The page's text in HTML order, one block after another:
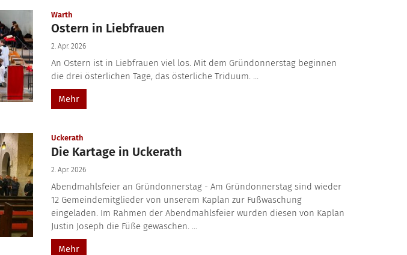
Warth
Ostern in Liebfrauen
2. Apr. 2026
An Ostern ist in Liebfrauen viel los. Mit dem Gründonnerstag beginnen
die drei österlichen Tage, das österliche Triduum. ...
Mehr
Uckerath
Die Kartage in Uckerath
2. Apr. 2026
Abendmahlsfeier an Gründonnerstag - Am Gründonnerstag sind wieder
12 Gemeindemitglieder von unserem Kaplan zur Fußwaschung
eingeladen. Im Rahmen der Abendmahlsfeier wurden diesen von Kaplan
Justin Joseph die Füße gewaschen. ...
Mehr